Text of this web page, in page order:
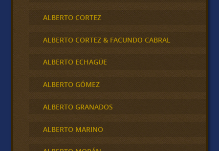
ALBERTO CORTEZ
ALBERTO CORTEZ & FACUNDO CABRAL
ALBERTO ECHAGÜE
ALBERTO GÓMEZ
ALBERTO GRANADOS
ALBERTO MARINO